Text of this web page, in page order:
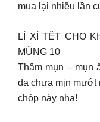
mua lại nhiều lần
LÌ XÌ TẾT CHO
MÙNG 10
Thâm mụn – mụn
da chưa mịn mướt
chóp này nha!